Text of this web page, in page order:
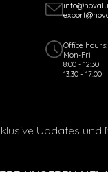
Office hours:
Mon-Fri
8:00 - 12:30
13:30 - 17:00
Updates und